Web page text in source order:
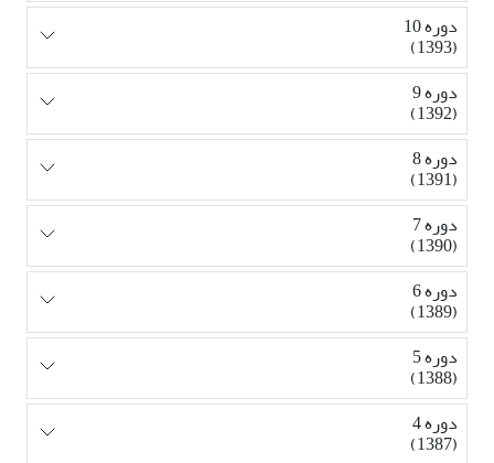
دوره 10
(1393)
دوره 9
(1392)
دوره 8
(1391)
دوره 7
(1390)
دوره 6
(1389)
دوره 5
(1388)
دوره 4
(1387)